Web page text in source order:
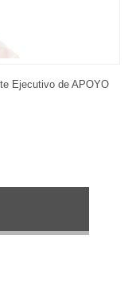
Ejecutivo de APOYO